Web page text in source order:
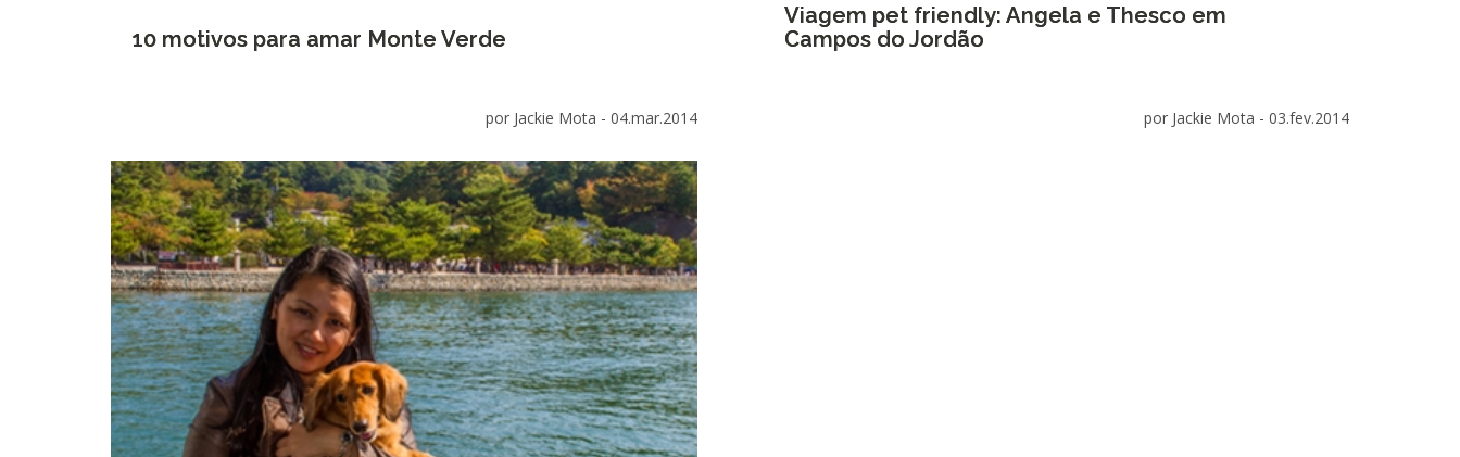
10 motivos para amar Monte Verde
por Jackie Mota - 04.mar.2014
Viagem pet friendly: Angela e Thesco em
Campos do Jordão
por Jackie Mota - 03.fev.2014